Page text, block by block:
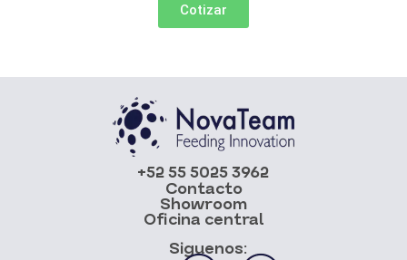
Cotizar
Contacto
+52 55 5025 3962
Showroom
Oficina central
Siguenos: